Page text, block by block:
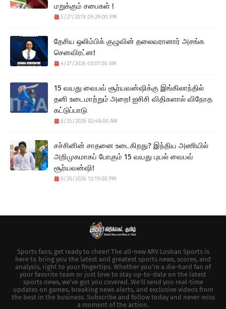
மறுக்கும் சபைகள் !
5/27/2018 09:29:00 PM
தேசிய ஒலிம்பிக் குழுவின் தலைவரானார் அசங்க
செனவிரட்ன!
4/27/2026 03:07:00 AM
15 வயது வைபவ் சூர்யவன்ஷிக்கு இங்கிலாந்தில்
தனி உடைமாற்றும் அறை! ஐசிசி விதிகளால் விநோத
கட்டுப்பாடு
6/25/2026 02:48:00 AM
சச்சினின் சாதனை உடைகிறது? இந்திய அணியில்
அறிமுகமாகப் போகும் 15 வயது புயல் வைபவ்
சூர்யவன்ஷி!
6/26/2026 12:19:00 PM
Sports fans, get ready to cheer! The all-new ARV Loshan Sports is
here to bring you the latest and greatest sports news, scores, and
analysis, right to your fingertips. Whether you're a die-hard fan of
your favorite team or just love to stay up-to-date on the latest
sports news, we've got you covered. We'll send you real-time
updates on games, breaking news alerts, and exclusive videos from
the best in the business. Subscribe and follow today and never miss
a moment of the action.